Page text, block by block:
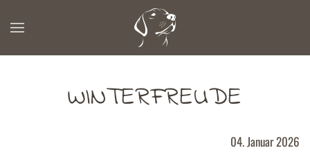
Zum Hauptinhalt springen
WINTERFREUDE
04. Januar 2026